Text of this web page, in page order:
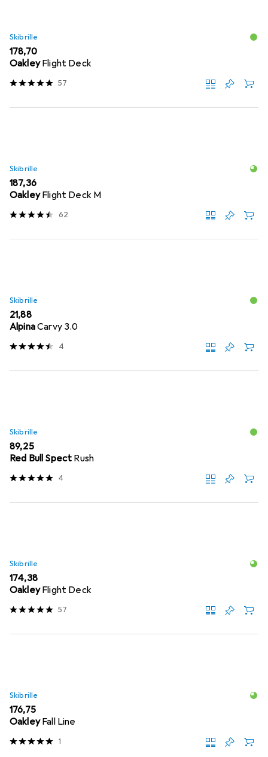
Skibrille
EUR
178,70
Oakley Flight Deck
57
Skibrille
EUR
187,36
Oakley Flight Deck M
62
Skibrille
EUR
21,88
AlpinaCarvy 3.0
4
Skibrille
EUR
89,25
Red Bull Spect Rush
4
Skibrille
EUR
174,38
Oakley Flight Deck
57
Skibrille
EUR
176,75
Oakley Fall Line
1